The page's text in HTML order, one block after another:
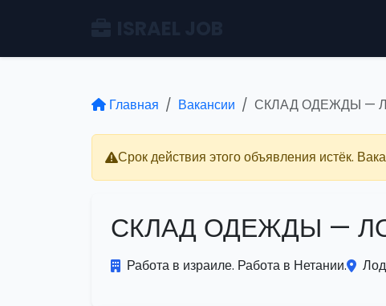
Главная Вакансии СКЛАД ОДЕЖДЫ —
Срок действия этого объявления истёк.
СКЛАД ОДЕЖДЫ —
Работа в израиле. Работа в Нетании. Лод